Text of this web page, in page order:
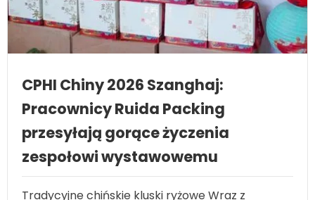
Pracownicy Ruida Packing
przesyłają gorące życzenia
zespołowi wystawowemu
Tradycyjne chińskie kluski ryżowe Wraz z
nadejściem sezonu Festiwalu Smoczych Łodzi,